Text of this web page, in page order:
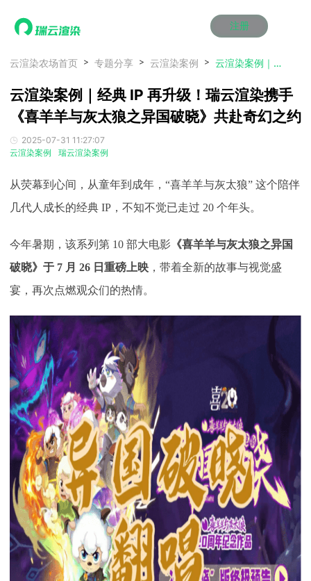
注册
首页
产品服务
云制作
云渲染管理系统
瑞兔百宝箱
AI视频插帧
云制作
云渲染管理系统
瑞兔百宝箱
AI视频插帧
云制作
云渲染管理系统
瑞兔百宝箱
AI视频插帧
云制作
云渲染管理系统
瑞兔百宝箱
AI视频插帧
云制作
云渲染管理系统
瑞兔百宝箱
AI视频插帧
云制作
云渲染管理系统
瑞兔百宝箱
AI视频插帧
Maya云渲染方案
3ds Max云渲染方案
Cinema 4D云渲染方案
Maya AI渲染方案
Maya云渲染方案
3ds Max云渲染方案
Cinema 4D云渲染方案
Maya AI渲染方案
Maya云渲染方案
3ds Max云渲染方案
Cinema 4D云渲染方案
Maya AI渲染方案
Maya云渲染方案
3ds Max云渲染方案
Cinema 4D云渲染方案
Maya AI渲染方案
Maya云渲染方案
3ds Max云渲染方案
Cinema 4D云渲染方案
Maya AI渲染方案
Maya云渲染方案
3ds Max云渲染方案
Cinema 4D云渲染方案
Maya AI渲染方案
动画价格
效果图价格
云制作价格
动画价格
效果图价格
云制作价格
动画价格
效果图价格
云制作价格
动画价格
效果图价格
云制作价格
动画价格
效果图价格
云制作价格
动画价格
效果图价格
云制作价格
新闻资讯
渲染大赛
泛CG交流会
新闻资讯
渲染大赛
泛CG交流会
新闻资讯
渲染大赛
泛CG交流会
新闻资讯
渲染大赛
泛CG交流会
新闻资讯
渲染大赛
泛CG交流会
新闻资讯
渲染大赛
泛CG交流会
特惠专区
云渲染优惠攻略
云渲染优惠攻略
云渲染优惠攻略
云渲染优惠攻略
云渲染优惠攻略
云渲染优惠攻略
关于我们
下载动画客户端
效果图客户端
动画客户端
效果图客户端
动画客户端
效果图客户端
动画客户端
效果图客户端
动画客户端
效果图客户端
动画客户端
效果图客户端
帮助/教程
登录
云渲染农场首页 专题分享 云渲染案例 云渲染案例｜经典 IP 再升级！瑞云渲染携手《喜羊羊与灰太狼之异国破晓》共赴奇幻之约
云渲染案例｜经典 IP 再升级！瑞云渲染携手
《喜羊羊与灰太狼之异国破晓》共赴奇幻之约
2025-07-31 11:27:07
云渲染案例
瑞云渲染案例
从荧幕到心间，从童年到成年， “喜羊羊与灰太狼” 这个陪伴
几代人成长的经典 IP，不知不觉已走过 20 个年头。
今年暑期，该系列第 10 部大电影 《喜羊羊与灰太狼之异国
破晓》于 7 月 26 日重磅上映 ，带着全新的故事与视觉盛
宴，再次点燃观众们的热情。